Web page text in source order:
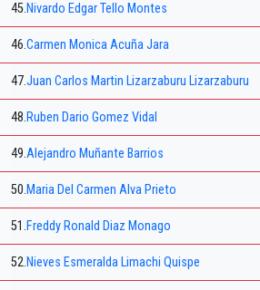
45.Nivardo Edgar Tello Montes
46.Carmen Monica Acuña Jara
47.Juan Carlos Martin Lizarzaburu Lizarzaburu
48.Ruben Dario Gomez Vidal
49.Alejandro Muñante Barrios
50.Maria Del Carmen Alva Prieto
51.Freddy Ronald Diaz Monago
52.Nieves Esmeralda Limachi Quispe